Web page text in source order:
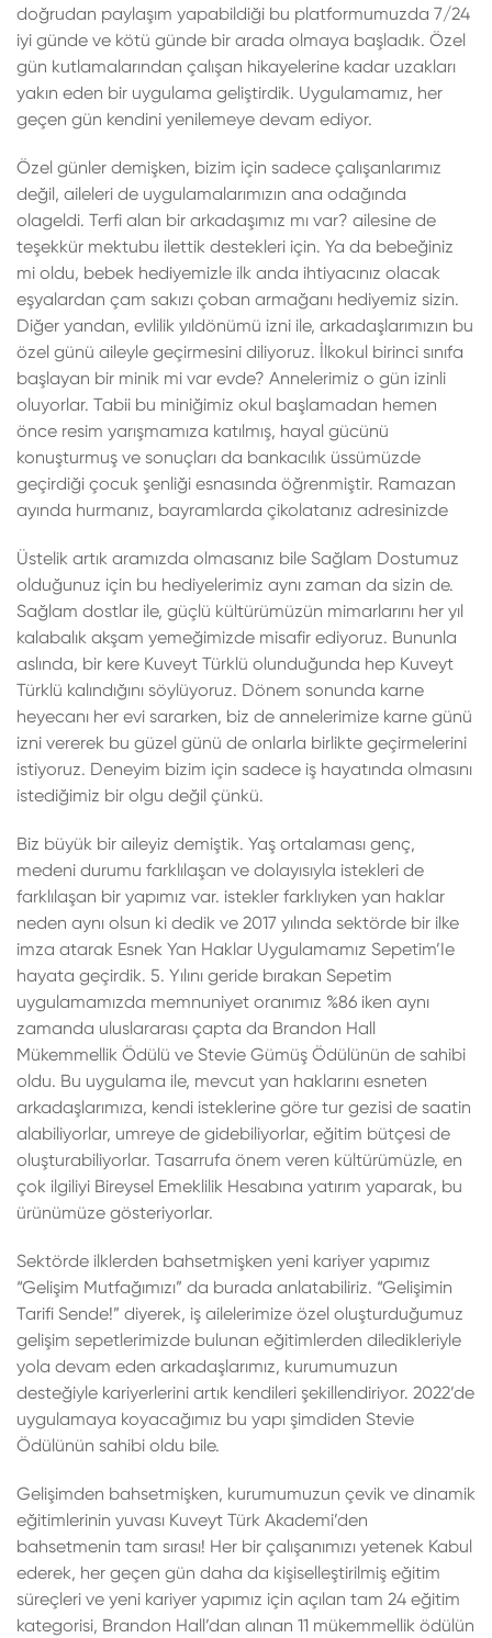
doğrudan paylaşım yapabildiği bu platformumuzda 7/24
iyi günde ve kötü günde bir arada olmaya başladık. Özel
gün kutlamalarından çalışan hikayelerine kadar uzakları
yakın eden bir uygulama geliştirdik. Uygulamamız, her
geçen gün kendini yenilemeye devam ediyor.
Özel günler demişken, bizim için sadece çalışanlarımız
değil, aileleri de uygulamalarımızın ana odağında
olageldi. Terfi alan bir arkadaşımız mı var? ailesine de
teşekkür mektubu ilettik destekleri için. Ya da bebeğiniz
mi oldu, bebek hediyemizle ilk anda ihtiyacınız olacak
eşyalardan çam sakızı çoban armağanı hediyemiz sizin.
Diğer yandan, evlilik yıldönümü izni ile, arkadaşlarımızın bu
özel günü aileyle geçirmesini diliyoruz. İlkokul birinci sınıfa
başlayan bir minik mi var evde? Annelerimiz o gün izinli
oluyorlar. Tabii bu miniğimiz okul başlamadan hemen
önce resim yarışmamıza katılmış, hayal gücünü
konuşturmuş ve sonuçları da bankacılık üssümüzde
geçirdiği çocuk şenliği esnasında öğrenmiştir. Ramazan
ayında hurmanız, bayramlarda çikolatanız adresinizde
Üstelik artık aramızda olmasanız bile Sağlam Dostumuz
olduğunuz için bu hediyelerimiz aynı zaman da sizin de.
Sağlam dostlar ile, güçlü kültürümüzün mimarlarını her yıl
kalabalık akşam yemeğimizde misafir ediyoruz. Bununla
aslında, bir kere Kuveyt Türklü olunduğunda hep Kuveyt
Türklü kalındığını söylüyoruz. Dönem sonunda karne
heyecanı her evi sararken, biz de annelerimize karne günü
izni vererek bu güzel günü de onlarla birlikte geçirmelerini
istiyoruz. Deneyim bizim için sadece iş hayatında olmasını
istediğimiz bir olgu değil çünkü.
Biz büyük bir aileyiz demiştik. Yaş ortalaması genç,
medeni durumu farklılaşan ve dolayısıyla istekleri de
farklılaşan bir yapımız var. istekler farklıyken yan haklar
neden aynı olsun ki dedik ve 2017 yılında sektörde bir ilke
imza atarak Esnek Yan Haklar Uygulamamız Sepetim’Ie
hayata geçirdik. 5. Yılını geride bırakan Sepetim
uygulamamızda memnuniyet oranımız %86 iken aynı
zamanda uluslararası çapta da Brandon Hall
Mükemmellik Ödülü ve Stevie Gümüş Ödülünün de sahibi
oldu. Bu uygulama ile, mevcut yan haklarını esneten
arkadaşlarımıza, kendi isteklerine göre tur gezisi de saatin
alabiliyorlar, umreye de gidebiliyorlar, eğitim bütçesi de
oluşturabiliyorlar. Tasarrufa önem veren kültürümüzle, en
çok ilgiliyi Bireysel Emeklilik Hesabına yatırım yaparak, bu
ürünümüze gösteriyorlar.
Sektörde ilklerden bahsetmişken yeni kariyer yapımız
“Gelişim Mutfağımızı” da burada anlatabiliriz. “Gelişimin
Tarifi Sende!” diyerek, iş ailelerimize özel oluşturduğumuz
gelişim sepetlerimizde bulunan eğitimlerden diledikleriyle
yola devam eden arkadaşlarımız, kurumumuzun
desteğiyle kariyerlerini artık kendileri şekillendiriyor. 2022’de
uygulamaya koyacağımız bu yapı şimdiden Stevie
Ödülünün sahibi oldu bile.
Gelişimden bahsetmişken, kurumumuzun çevik ve dinamik
eğitimlerinin yuvası Kuveyt Türk Akademi’den
bahsetmenin tam sırası! Her bir çalışanımızı yetenek Kabul
ederek, her geçen gün daha da kişiselleştirilmiş eğitim
süreçleri ve yeni kariyer yapımız için açılan tam 24 eğitim
kategorisi, Brandon Hall’dan alınan 11 mükemmellik ödülün